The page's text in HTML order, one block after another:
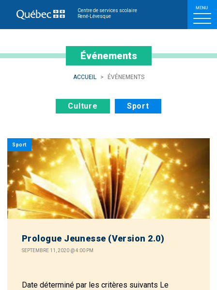
Centre de services scolaire
René-Lévesque
Événements
Événements
ACCUEIL ÉVÉNEMENTS
Culture Sport
Sport
Prologue Jeunesse (Version 2.0)
SEPTEMBRE 11, 2020 @ 4:00 PM
Date déterminé par les critères suivants Le